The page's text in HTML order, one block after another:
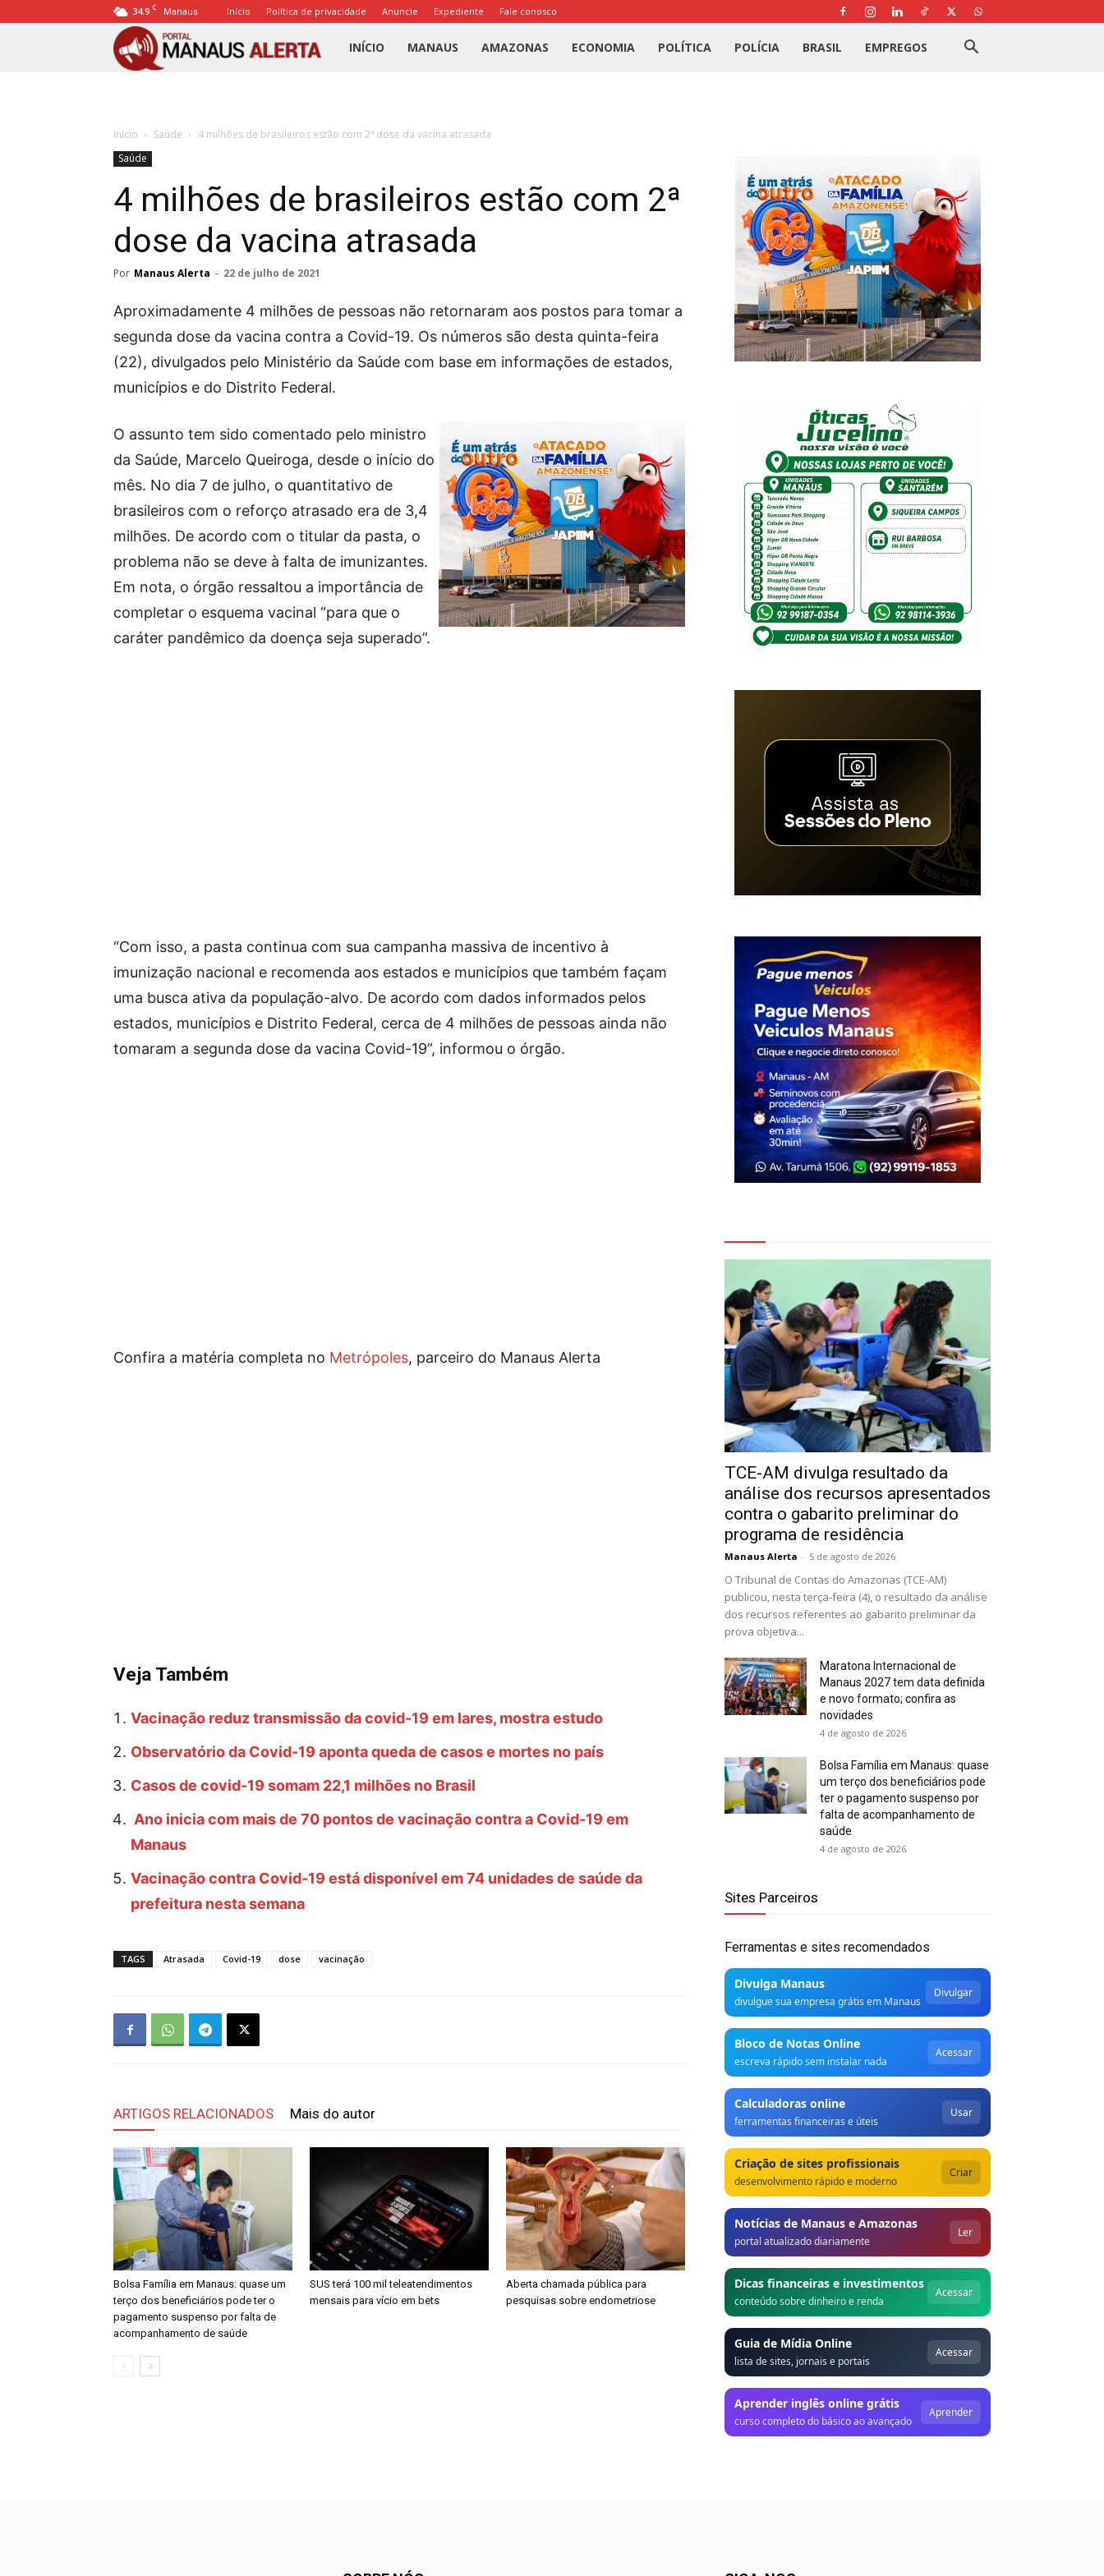
34.9 C Manaus Início Política de privacidade Anuncie Expediente Fale conosco
Portal
INÍCIO MANAUS AMAZONAS ECONOMIA POLÍTICA POLÍCIA BRASIL EMPREGOS
Início Saúde
4 milhões de brasileiros estão com 2ª dose da vacina atrasada
Saúde
4 milhões de brasileiros estão com 2ª
dose da vacina atrasada
Por Manaus Alerta - 22 de julho de 2021
Aproximadamente 4 milhões de pessoas não retornaram aos postos para tomar a
segunda dose da vacina contra a Covid-19. Os números são desta quinta-feira
(22), divulgados pelo Ministério da Saúde com base em informações de estados,
municípios e do Distrito Federal.
O assunto tem sido comentado pelo ministro
da Saúde, Marcelo Queiroga, desde o início do
mês. No dia 7 de julho, o quantitativo de
brasileiros com o reforço atrasado era de 3,4
milhões. De acordo com o titular da pasta, o
problema não se deve à falta de imunizantes.
Em nota, o órgão ressaltou a importância de
completar o esquema vacinal “para que o
caráter pandêmico da doença seja superado”.
“Com isso, a pasta continua com sua campanha massiva de incentivo à
imunização nacional e recomenda aos estados e municípios que também façam
uma busca ativa da população-alvo. De acordo com dados informados pelos
estados, municípios e Distrito Federal, cerca de 4 milhões de pessoas ainda não
tomaram a segunda dose da vacina Covid-19”, informou o órgão.
Confira a matéria completa no Metrópoles, parceiro do Manaus Alerta
Veja Também
Vacinação reduz transmissão da covid-19 em lares, mostra estudo
Observatório da Covid-19 aponta queda de casos e mortes no país
Casos de covid-19 somam 22,1 milhões no Brasil
Ano inicia com mais de 70 pontos de vacinação contra a Covid-19 em
Manaus
Vacinação contra Covid-19 está disponível em 74 unidades de saúde da
prefeitura nesta semana
TAGS Atrasada Covid-19 dose vacinação
ARTIGOS RELACIONADOS Mais do autor
Bolsa Família em Manaus: quase um
terço dos beneficiários pode ter o
pagamento suspenso por falta de
acompanhamento de saúde
SUS terá 100 mil teleatendimentos
mensais para vício em bets
Aberta chamada pública para
pesquisas sobre endometriose
TCE-AM divulga resultado da
análise dos recursos apresentados
contra o gabarito preliminar do
programa de residência
Manaus Alerta - 5 de agosto de 2026
O Tribunal de Contas do Amazonas (TCE-AM)
publicou, nesta terça-feira (4), o resultado da análise
dos recursos referentes ao gabarito preliminar da
prova objetiva...
Maratona Internacional de
Manaus 2027 tem data definida
e novo formato; confira as
novidades
4 de agosto de 2026
Bolsa Família em Manaus: quase
um terço dos beneficiários pode
ter o pagamento suspenso por
falta de acompanhamento de
saúde
4 de agosto de 2026
Sites Parceiros
Ferramentas e sites recomendados
Divulga Manaus
divulgue sua empresa grátis em Manaus
Divulgar
Bloco de Notas Online
escreva rápido sem instalar nada
Acessar
Calculadoras online
ferramentas financeiras e úteis
Usar
Criação de sites profissionais
desenvolvimento rápido e moderno
Criar
Notícias de Manaus e Amazonas
portal atualizado diariamente
Ler
Dicas financeiras e investimentos
conteúdo sobre dinheiro e renda
Acessar
Guia de Mídia Online
lista de sites, jornais e portais
Acessar
Aprender inglês online grátis
curso completo do básico ao avançado
Aprender